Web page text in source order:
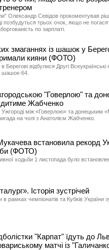
Олександр Севідов прокоментував
позбудуться трьох очок, якщо не
по зарплаті.
змаганнях із шашок у
кияни (ФОТО)
Берегові відбулися Другі
шашок-64.
"Говерлою" та
Жабченко
між «Говерлою» та донецьким
на чолі з Анатолієм Жабченко.
встановила рекорд
(ФОТО)
ходьби 1 листопада було
Історія зустрічей
в рамках чемпіонатів та Кубків України
"Карпат" їдуть до
матчі із